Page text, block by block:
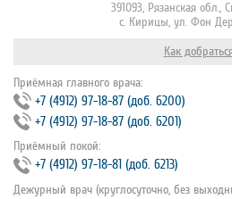
391093, Рязанская обл.,
с. Кирицы, ул. Фон
Как
Приёмная главного врача:
+7 (4912) 97‐18‐87 (доб. 6200)
+7 (4912) 97‐18‐87 (доб. 6201)
Приёмный покой:
+7 (4912) 97‐18‐81 (доб. 6213)
Дежурный врач (круглосуточно, без